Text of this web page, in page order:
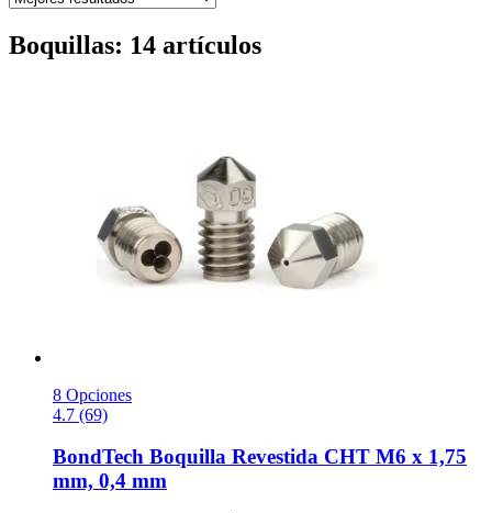
Boquillas: 14 artículos
8 Opciones
4.7 (69)
BondTech Boquilla Revestida CHT M6 x 1,75
mm, 0,4 mm